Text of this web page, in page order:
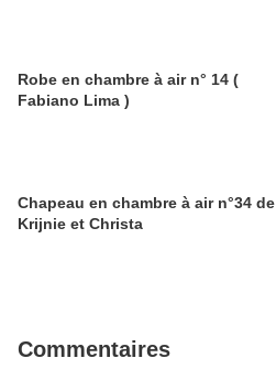
Robe en chambre à air n° 14 (
Fabiano Lima )
Chapeau en chambre à air n°34 de
Krijnie et Christa
Commentaires